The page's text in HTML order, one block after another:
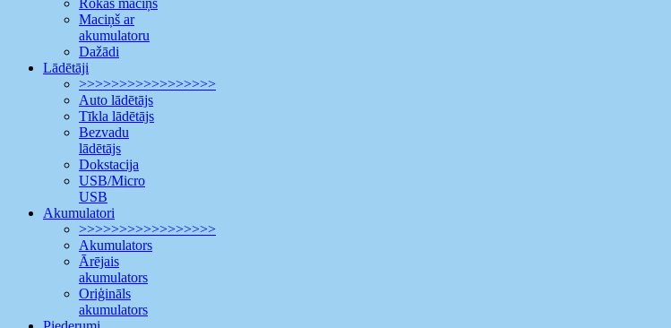
Rokas maciņš
Maciņš ar
akumulatoru
Dažādi
Lādētāji
>>>>>>>>>>>>>>>>>
Auto lādētājs
Tīkla lādētājs
Bezvadu
lādētājs
Dokstacija
USB/Micro
USB
Akumulatori
>>>>>>>>>>>>>>>>>
Akumulators
Ārējais
akumulators
Oriģināls
akumulators